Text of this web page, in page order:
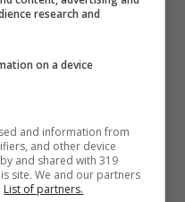
research and
on a device
and information from
and other device
and shared with 319
site. We and our partners
List of partners.